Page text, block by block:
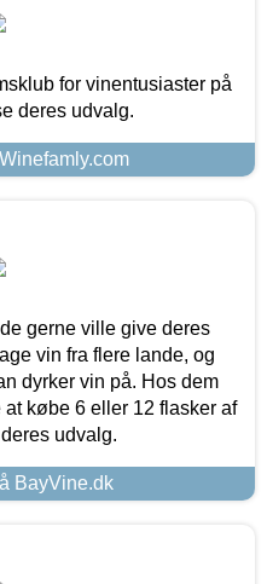
for vinentusiaster på
deres udvalg.
gerne ville give deres
vin fra flere lande, og
dyrker vin på. Hos dem
købe 6 eller 12 flasker af
udvalg.
BayVine.dk